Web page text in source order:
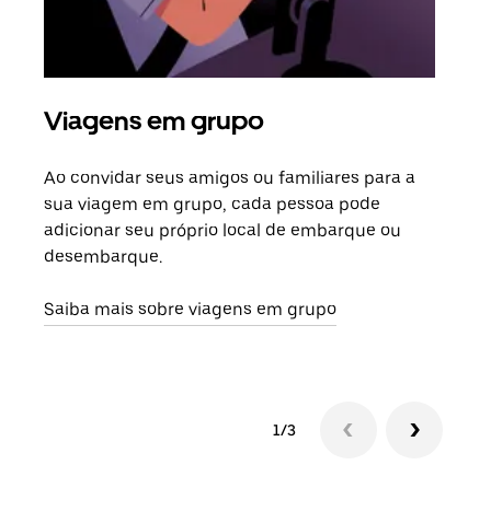
Viagens em grupo
Ao convidar seus amigos ou familiares para a
sua viagem em grupo, cada pessoa pode
adicionar seu próprio local de embarque ou
desembarque.
Saiba mais sobre viagens em grupo
1/3